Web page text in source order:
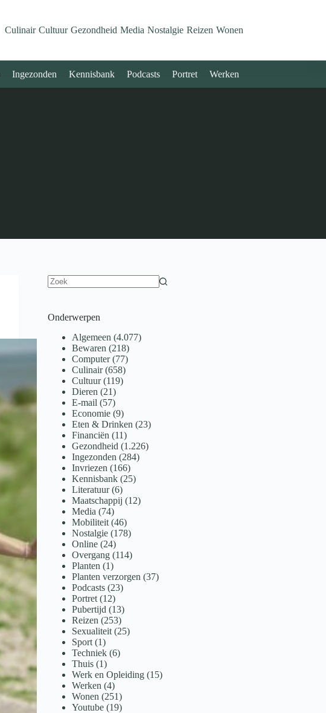
Culinair Cultuur Gezondheid Media Nostalgie Reizen Wonen
Ingezonden Kennisbank Podcasts Portret Werken
Onderwerpen
Algemeen (4.077)
Bewaren (218)
Computer(77)
Culinair(658)
Cultuur(119)
Dieren (21)
E-mail (57)
Economie (9)
Eten & Drinken (23)
Financiën (11)
Gezondheid (1.226)
Ingezonden (284)
Invriezen (166)
Kennisbank (25)
Literatuur(6)
Maatschappij (12)
Media (74)
Mobiliteit (46)
Nostalgie (178)
Online (24)
Overgang (114)
Planten (1)
Planten verzorgen (37)
Podcasts (23)
Portret (12)
Pubertijd (13)
Reizen (253)
Sexualiteit (25)
Sport (1)
Techniek (6)
Thuis (1)
Werk en Opleiding (15)
Werken (4)
Wonen (251)
Youtube (19)